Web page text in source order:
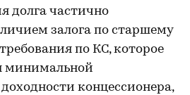
долга частично
залога по старшему
по КС, которое
минимальной
концессионера,